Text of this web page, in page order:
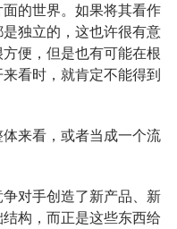
的世界。如果将其看作
独立的，这也许很有意
便，但是也有可能在根
看时，就肯定不能得到
来看，或者当成一个流
对手创造了新产品、新
构，而正是这些东西给